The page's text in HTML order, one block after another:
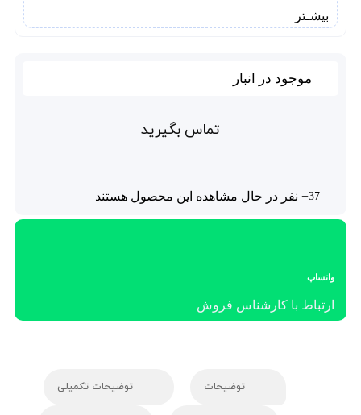
بیشـتر
موجود در انبار
تماس بگیرید
+ نفر در حال مشاهده این محصول هستند
واتساپ
ارتباط با کارشناس فروش
توضیحات توضیحات تکمیلی